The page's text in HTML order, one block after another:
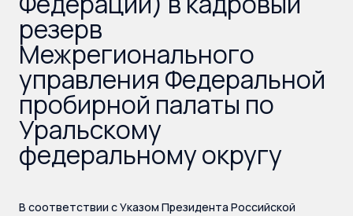
резерв
Межрегионального
управления Федеральной
пробирной палаты по
Уральскому
федеральному округу
В соответствии с Указом Президента Российской